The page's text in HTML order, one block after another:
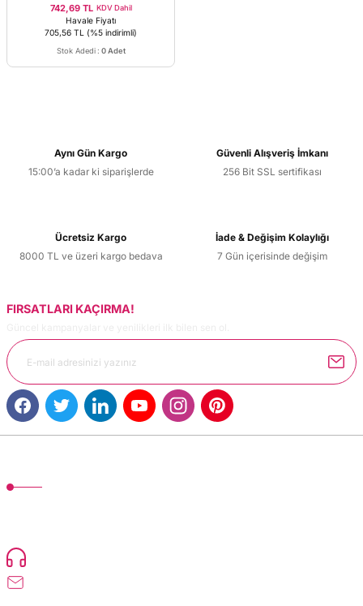
742,69 TL KDV Dahil
Havale Fiyatı
705,56 TL (%5 indirimli)
Stok Adedi : 0 Adet
Aynı Gün Kargo
15:00’a kadar ki siparişlerde
Güvenli Alışveriş İmkanı
256 Bit SSL sertifikası
Ücretsiz Kargo
8000 TL ve üzeri kargo bedava
İade & Değişim Kolaylığı
7 Gün içerisinde değişim
FIRSATLARI KAÇIRMA!